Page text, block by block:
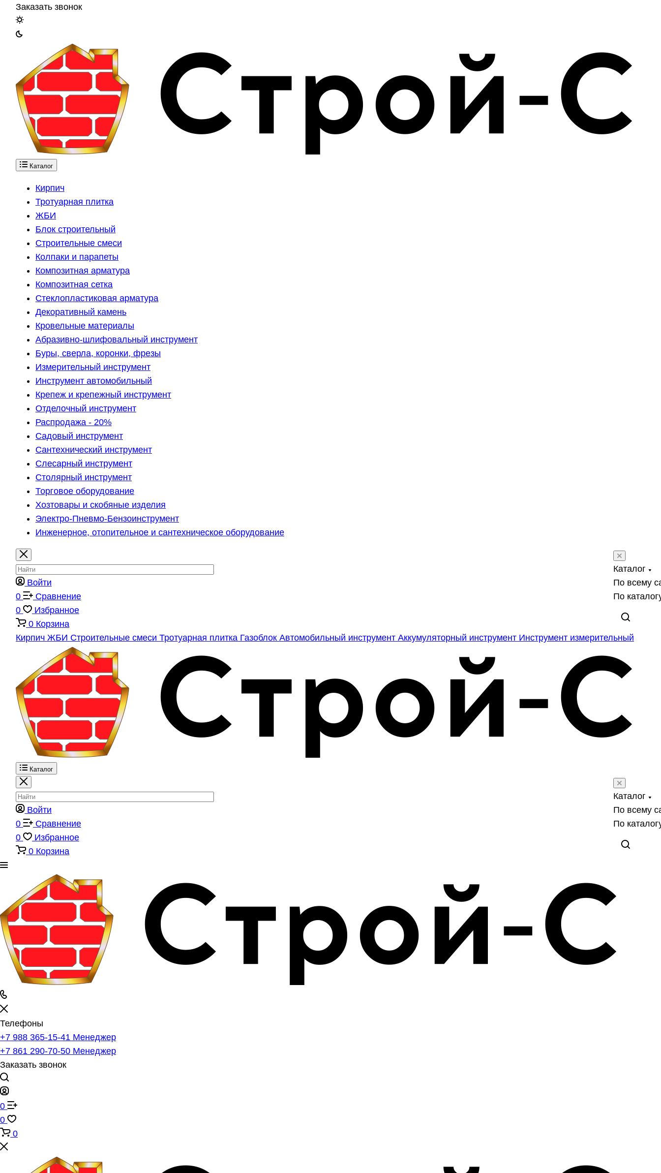
Заказать звонок
Каталог
Кирпич
Тротуарная плитка
ЖБИ
Блок строительный
Строительные смеси
Колпаки и парапеты
Композитная арматура
Композитная сетка
Стеклопластиковая арматура
Декоративный камень
Кровельные материалы
Абразивно-шлифовальный инструмент
Буры, сверла, коронки, фрезы
Измерительный инструмент
Инструмент автомобильный
Крепеж и крепежный инструмент
Отделочный инструмент
Распродажа - 20%
Садовый инструмент
Сантехнический инструмент
Слесарный инструмент
Столярный инструмент
Торговое оборудование
Хозтовары и скобяные изделия
Электро-Пневмо-Бензоинструмент
Инженерное, отопительное и сантехническое оборудование
Каталог
По всему
По
Войти
0
Сравнение
0
Избранное
0 Корзина
Кирпич ЖБИ Строительные смеси Тротуарная плитка Газоблок Автомобильный инструмент Аккумуляторный инструмент Инструмент измерительный
Каталог
Каталог
По всему
По
Войти
0
Сравнение
0
Избранное
0 Корзина
Телефоны
+7 988 365-15-41 Менеджер
+7 861 290-70-50 Менеджер
Заказать звонок
0
0
0